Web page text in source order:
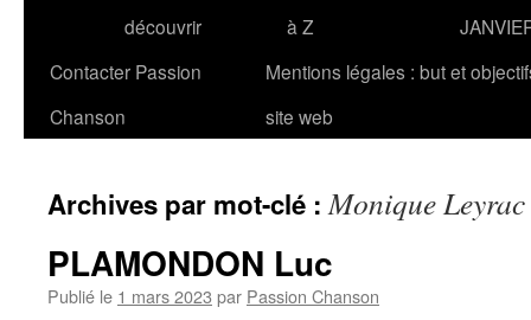
découvrir
à Z
Contacter Passion
Chanson
Mentions légales : but et
site web
Archives par mot-clé :Monique Leyrac
PLAMONDON Luc
Publié le 1 mars 2023 par Passion Chanson